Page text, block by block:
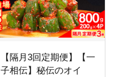
【隔月3回定期便】【一
子相伝】秘伝のオイ